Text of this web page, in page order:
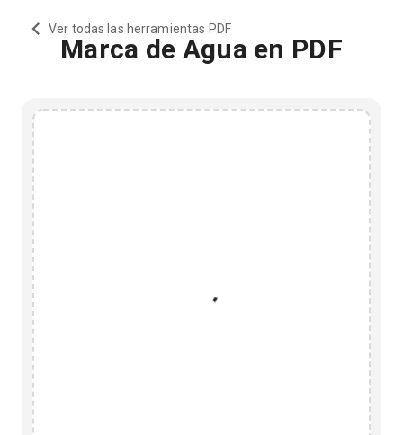
Ver todas las herramientas PDF
Marca de Agua en PDF